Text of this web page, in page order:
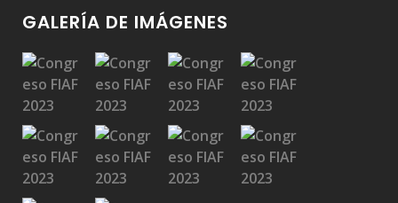
GALERÍA DE IMÁGENES